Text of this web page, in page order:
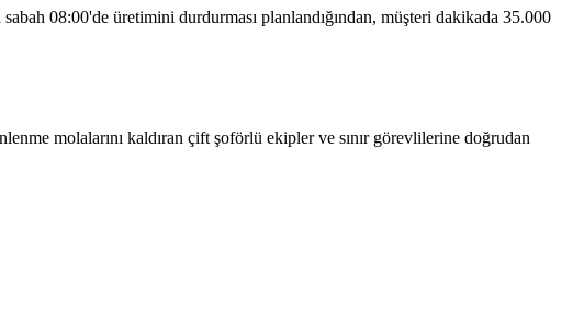
08:00'de üretimini durdurması planlandığından, müşteri dakikada 35.000
molalarını kaldıran çift şoförlü ekipler ve sınır görevlilerine doğrudan